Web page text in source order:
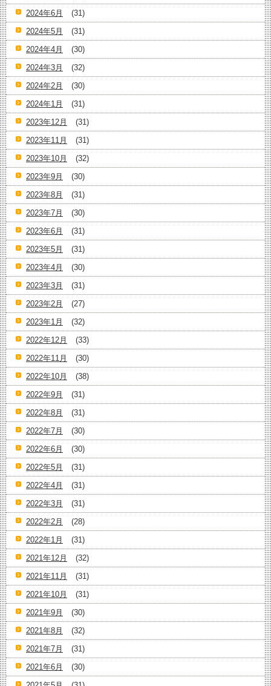
2024年6月
(31)
2024年5月
(31)
2024年4月
(30)
2024年3月
(32)
2024年2月
(30)
2024年1月
(31)
2023年12月
(31)
2023年11月
(31)
2023年10月
(32)
2023年9月
(30)
2023年8月
(31)
2023年7月
(30)
2023年6月
(31)
2023年5月
(31)
2023年4月
(30)
2023年3月
(31)
2023年2月
(27)
2023年1月
(32)
2022年12月
(33)
2022年11月
(30)
2022年10月
(38)
2022年9月
(31)
2022年8月
(31)
2022年7月
(30)
2022年6月
(30)
2022年5月
(31)
2022年4月
(31)
2022年3月
(31)
2022年2月
(28)
2022年1月
(31)
2021年12月
(32)
2021年11月
(31)
2021年10月
(31)
2021年9月
(30)
2021年8月
(32)
2021年7月
(31)
2021年6月
(30)